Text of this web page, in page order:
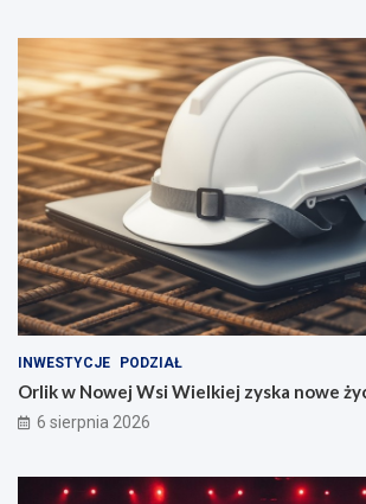
INWESTYCJE PODZIAŁ
Orlik w Nowej Wsi Wielkiej zyska nowe
6 sierpnia 2026